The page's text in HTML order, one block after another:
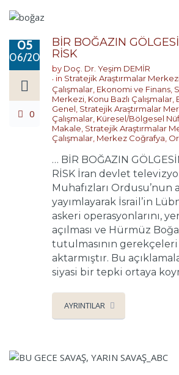
05
06/2026
0
BİR BOĞAZIN
RİSK
by Doç. Dr. Yeşim DEMİR
in Stratejik Araştırmalar
Çalışmalar Ekonomi ve Finans
Merkezi Konu Bazlı Çalışmalar
Genel Stratejik Araştırmalar
Çalışmalar Küresel/Bölgesel
Makale Stratejik Araştırmalar
Çalışmalar Merkez Coğrafya
… BİR BOĞAZIN
RİSK İran devlet
Muhafızları Ordusu’nun
yayımlayarak İsrail’in
askeri operasyonlarını,
açılması ve Hürmüz
tutulmasının
aktarmıştır. Bu
siyasi bir tepki ortaya
AYRINTILAR